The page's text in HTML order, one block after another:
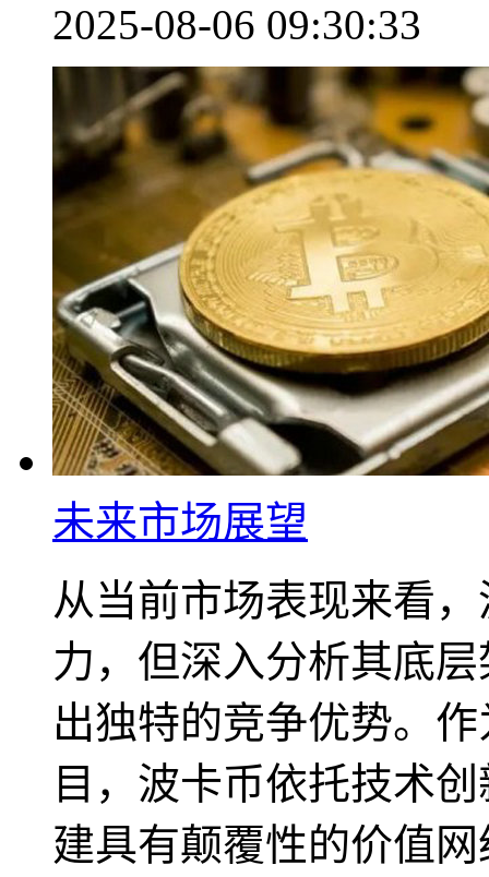
2025-08-06 09:30:33
未来市场展望
从当前市场表现来看
力，但深入分析其底
出独特的竞争优势。
目，波卡币依托技术
建具有颠覆性的价值网